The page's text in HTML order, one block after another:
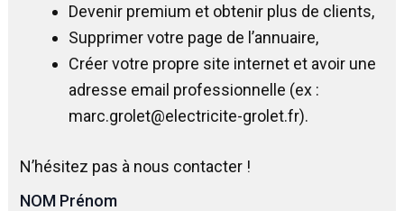
Devenir premium et obtenir plus de clients,
Supprimer votre page de l’annuaire,
Créer votre propre site internet et avoir une
adresse email professionnelle (ex :
marc.grolet@electricite-grolet.fr).
N’hésitez pas à nous contacter !
NOM Prénom